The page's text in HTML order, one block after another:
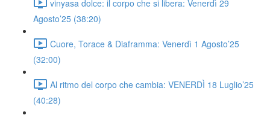
vinyasa dolce: il corpo che si libera: Venerdì 29
Agosto’25 (38:20)
Cuore, Torace & Diaframma: Venerdì 1 Agosto’25
(32:00)
Al ritmo del corpo che cambia: VENERDÌ 18 Luglio’25
(40:28)